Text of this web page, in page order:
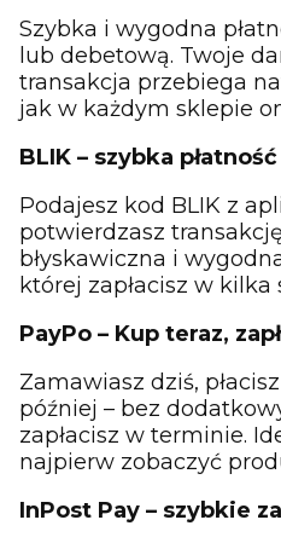
Szybka i wygodna
lub debetową. Twoje
transakcja przebiega
jak w każdym sklepie
BLIK – szybka
Podajesz kod BLIK z
potwierdzasz
błyskawiczna i
której zapłacisz w kilka
PayPo – Kup teraz,
Zamawiasz dziś,
później – bez
zapłacisz w terminie.
najpierw zobaczyć
InPost Pay – szybkie